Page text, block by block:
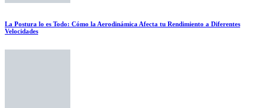
La Postura lo es Todo: Cómo la Aerodinámica Afecta tu Rendimiento a Diferentes
Velocidades